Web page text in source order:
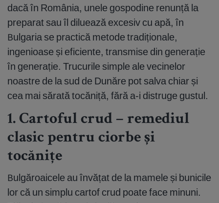
dacă în România, unele gospodine renunță la
preparat sau îl diluează excesiv cu apă, în
Bulgaria se practică metode tradiționale,
ingenioase și eficiente, transmise din generație
în generație. Trucurile simple ale vecinelor
noastre de la sud de Dunăre pot salva chiar și
cea mai sărată tocăniță, fără a-i distruge gustul.
1. Cartoful crud – remediul
clasic pentru ciorbe și
tocănițe
Bulgăroaicele au învățat de la mamele și bunicile
lor că un simplu cartof crud poate face minuni.